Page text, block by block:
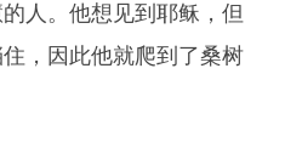
人。他想见到耶稣，但
，因此他就爬到了桑树